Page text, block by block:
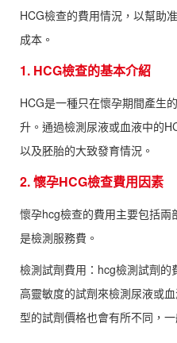
HCG檢查的費用情況，以幫助
成本。
1. HCG檢查的基本介紹
HCG是一種只在懷孕期間產生
升。通過檢測尿液或血液中的
以及胚胎的大致發育情況。
2. 懷孕HCG檢查費用因素
懷孕hcg檢查的費用主要包括
是檢測服務費。
檢測試劑費用：hcg檢測試劑
高靈敏度的試劑來檢測尿液或
型的試劑價格也會有所不同，